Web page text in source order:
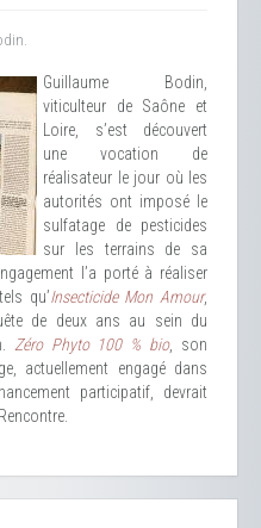
Guillaume Bodin,
viticulteur de Saône et
Loire, s’est découvert
une vocation de
réalisateur le jour où les
autorités ont imposé le
sulfatage de pesticides
sur les terrains de sa
l’a porté à réaliser
qu’Insecticide Mon Amour,
de deux ans au sein du
Zéro Phyto 100 % bio, son
actuellement engagé dans
participatif, devrait